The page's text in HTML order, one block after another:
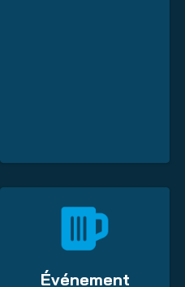
Événement